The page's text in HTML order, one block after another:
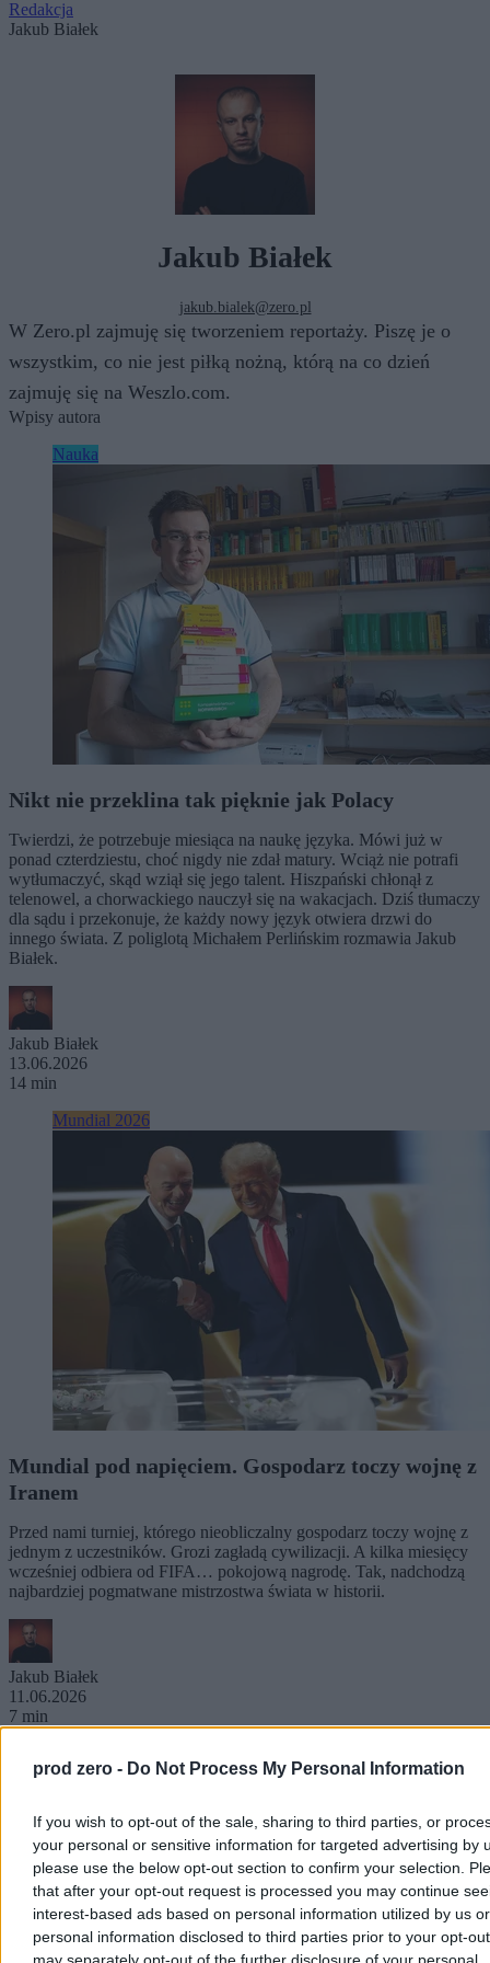
prod zero - Do Not Process My Personal Information
If you wish to opt-out of the sale, sharing to third parties, or
your personal or sensitive information for targeted advertising by
please use the below opt-out section to confirm your selection.
that after your opt-out request is processed you may continue
interest-based ads based on personal information utilized by us or
personal information disclosed to third parties prior to your opt-
Redakcja
Jakub Białek
Jakub Białek
jakub.bialek@zero.pl
W Zero.pl zajmuję się tworzeniem reportaży. Piszę je o
wszystkim, co nie jest piłką nożną, którą na co dzień
zajmuję się na Weszlo.com.
Wpisy autora
Nauka
Nikt nie przeklina tak pięknie jak Polacy
Twierdzi, że potrzebuje miesiąca na naukę języka. Mówi już w
ponad czterdziestu, choć nigdy nie zdał matury. Wciąż nie potrafi
wytłumaczyć, skąd wziął się jego talent. Hiszpański chłonął z
telenowel, a chorwackiego nauczył się na wakacjach. Dziś tłumaczy
dla sądu i przekonuje, że każdy nowy język otwiera drzwi do
innego świata. Z poliglotą Michałem Perlińskim rozmawia Jakub
Białek.
Jakub Białek
13.06.2026
14 min
Mundial 2026
Mundial pod napięciem. Gospodarz toczy wojnę z
Iranem
Przed nami turniej, którego nieobliczalny gospodarz toczy wojnę z
jednym z uczestników. Grozi zagładą cywilizacji. A kilka miesięcy
wcześniej odbiera od FIFA… pokojową nagrodę. Tak, nadchodzą
najbardziej pogmatwane mistrzostwa świata w historii.
Jakub Białek
11.06.2026
7 min